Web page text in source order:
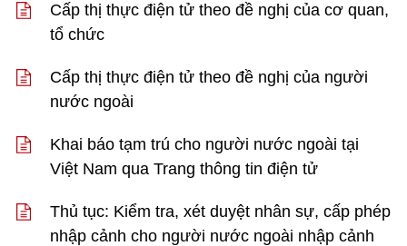
Cấp thị thực điện tử theo đề nghị của cơ quan,
tổ chức
Cấp thị thực điện tử theo đề nghị của người
nước ngoài
Khai báo tạm trú cho người nước ngoài tại
Việt Nam qua Trang thông tin điện tử
Thủ tục: Kiểm tra, xét duyệt nhân sự, cấp phép
nhập cảnh cho người nước ngoài nhập cảnh